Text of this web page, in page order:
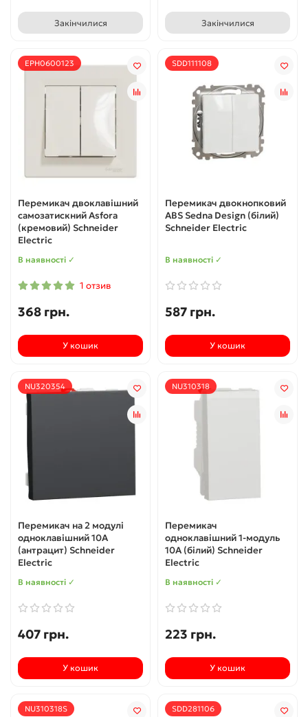
Закінчилися Закінчилися
EPH0600123
Перемикач двоклавішний
самозатискний Asfora
(кремовий) Schneider
Electric
В наявності ✓
1 отзив
368 грн.
У кошик
SDD111108
Перемикач двокнопковий
ABS Sedna Design (білий)
Schneider Electric
В наявності ✓
587 грн.
У кошик
NU320354
Перемикач на 2 модулі
одноклавішний 10А
(антрацит) Schneider
Electric
В наявності ✓
407 грн.
У кошик
NU310318
Перемикач
одноклавішний 1-модуль
10А (білий) Schneider
Electric
В наявності ✓
223 грн.
У кошик
NU310318S SDD281106